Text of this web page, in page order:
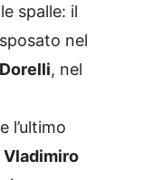
spalle: il
nel
, nel
l’ultimo
Vladimiro